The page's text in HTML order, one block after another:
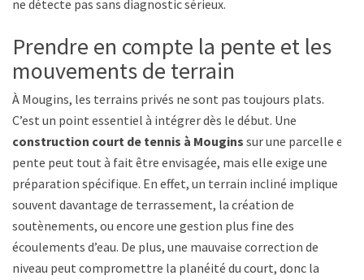
ne détecte pas sans diagnostic sérieux.
Prendre en compte la pente et les
mouvements de terrain
À Mougins, les terrains privés ne sont pas toujours plats.
C’est un point essentiel à intégrer dès le début. Une
construction court de tennis à Mougins sur une parcelle en
pente peut tout à fait être envisagée, mais elle exige une
préparation spécifique. En effet, un terrain incliné implique
souvent davantage de terrassement, la création de
soutènements, ou encore une gestion plus fine des
écoulements d’eau. De plus, une mauvaise correction de
niveau peut compromettre la planéité du court, donc la